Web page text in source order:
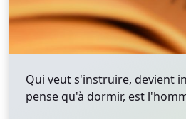
Qui veut s'instruire, devient
pense qu'à dormir, est